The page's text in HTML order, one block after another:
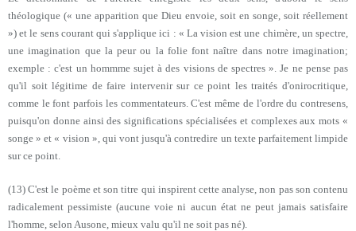
théologique (« une apparition que Dieu envoie, soit en songe, soit réellement
») et le sens courant qui s'applique ici : « La vision est une chimère, un spectre,
une imagination que la peur ou la folie font naître dans notre imagination;
exemple : c'est un hommme sujet à des visions de spectres ». Je ne pense pas
qu'il soit légitime de faire intervenir sur ce point les traités d'onirocritique,
comme le font parfois les commentateurs. C'est même de l'ordre du contresens,
puisqu'on donne ainsi des significations spécialisées et complexes aux mots «
songe » et « vision », qui vont jusqu'à contredire un texte parfaitement limpide
sur ce point.
(13) C'est le poème et son titre qui inspirent cette analyse, non pas son contenu
radicalement pessimiste (aucune voie ni aucun état ne peut jamais satisfaire
l'homme, selon Ausone, mieux valu qu'il ne soit pas né).